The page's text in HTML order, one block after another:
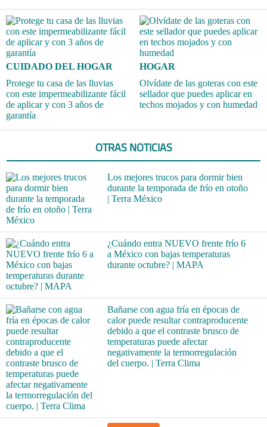
CUIDADO DEL HOGAR
Protege tu casa de las lluvias
con este impermeabilizante fácil
de aplicar y con 3 años de
garantía
HOGAR
Olvídate de las goteras con este
sellador que puedes aplicar en
techos mojados y con humedad
OTRAS NOTICIAS
Los mejores trucos para dormir bien
durante la temporada de frío en otoño
| Terra México
¿Cuándo entra NUEVO frente frío 6
a México con bajas temperaturas
durante octubre? | MAPA
Bañarse con agua fría en épocas de
calor puede resultar contraproducente
debido a que el contraste brusco de
temperaturas puede afectar
negativamente la termorregulación
del cuerpo. | Terra Clima